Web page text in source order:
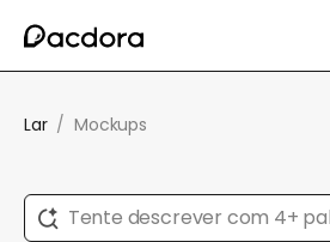
Lar / Mockups
Tente descrever com 4+